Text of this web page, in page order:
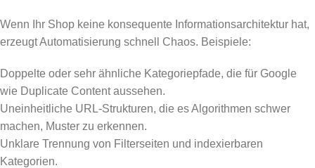
Wenn Ihr Shop keine konsequente Informationsarchitektur hat,
erzeugt Automatisierung schnell Chaos. Beispiele:
Doppelte oder sehr ähnliche Kategoriepfade, die für Google
wie Duplicate Content aussehen.
Uneinheitliche URL-Strukturen, die es Algorithmen schwer
machen, Muster zu erkennen.
Unklare Trennung von Filterseiten und indexierbaren
Kategorien.